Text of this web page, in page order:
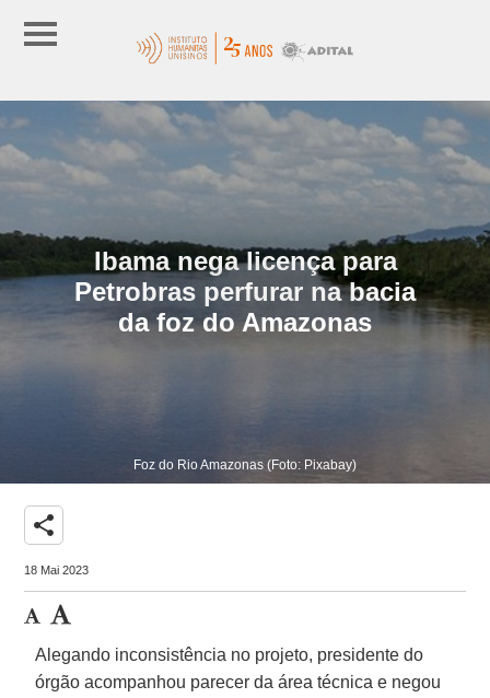
Ibama nega licença para
Petrobras perfurar na bacia
da foz do Amazonas
Foz do Rio Amazonas (Foto: Pixabay)
share
18 Mai 2023
Alegando inconsistência no projeto, presidente do
órgão acompanhou parecer da área técnica e negou